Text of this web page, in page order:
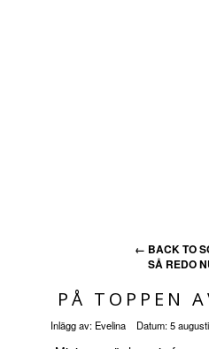
← BACK TO
SÅ REDO
PÅ TOPPEN
Inlägg av: Evelina Datum:5